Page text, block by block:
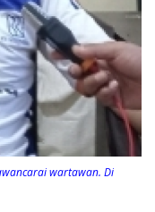
wartawan. Di